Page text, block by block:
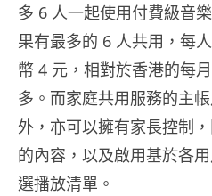
多 6 人一起使用付費級音
果有最多的 6 人共用，每
幣 4 元，相對於香港的每
多。而家庭共用服務的主
外，亦可以擁有家長控制
的內容，以及啟用基於各
選播放清單。